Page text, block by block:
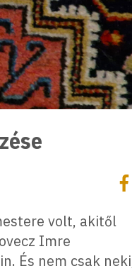
volt, akitől
Imre
És nem csak